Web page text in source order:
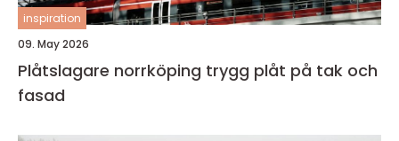
inspiration
09. May 2026
Plåtslagare norrköping trygg plåt på tak och
fasad